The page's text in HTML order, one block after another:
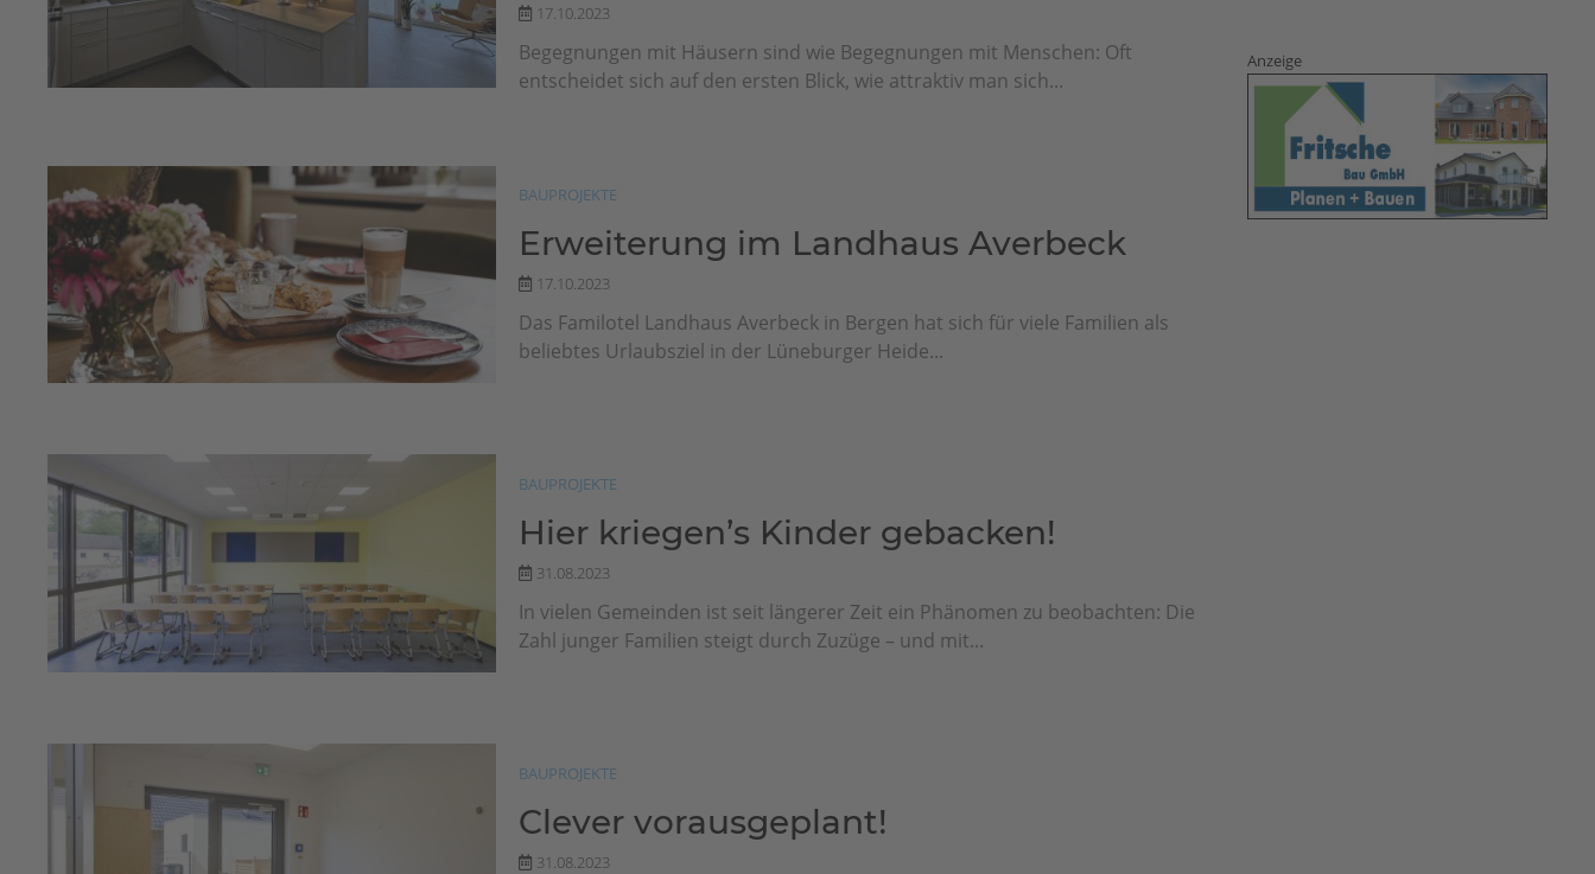
17.10.2023
Begegnungen mit Häusern sind wie Begegnungen mit Menschen: Oft
entscheidet sich auf den ersten Blick, wie attraktiv man sich...
BAUPROJEKTE
Erweiterung im Landhaus Averbeck
17.10.2023
Das Familotel Landhaus Averbeck in Bergen hat sich für viele Familien als
beliebtes Urlaubsziel in der Lüneburger Heide...
BAUPROJEKTE
Hier kriegen’s Kinder gebacken!
31.08.2023
In vielen Gemeinden ist seit längerer Zeit ein Phänomen zu beobachten: Die
Zahl junger Familien steigt durch Zuzüge – und mit...
BAUPROJEKTE
Clever vorausgeplant!
31.08.2023
Anzeige